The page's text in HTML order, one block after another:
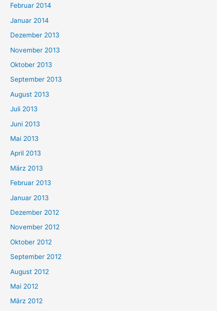
Februar 2014
Januar 2014
Dezember 2013
November 2013
Oktober 2013
September 2013
August 2013
Juli 2013
Juni 2013
Mai 2013
April 2013
März 2013
Februar 2013
Januar 2013
Dezember 2012
November 2012
Oktober 2012
September 2012
August 2012
Mai 2012
März 2012